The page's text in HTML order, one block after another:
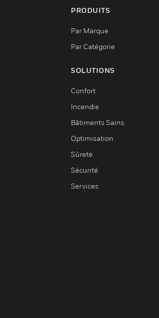
PRODUITS
Par Marque
Par Catégorie
SOLUTIONS
Confort
Incendie
Bâtiments Sains
Optimisation
Sûreté
Sécurité
Services